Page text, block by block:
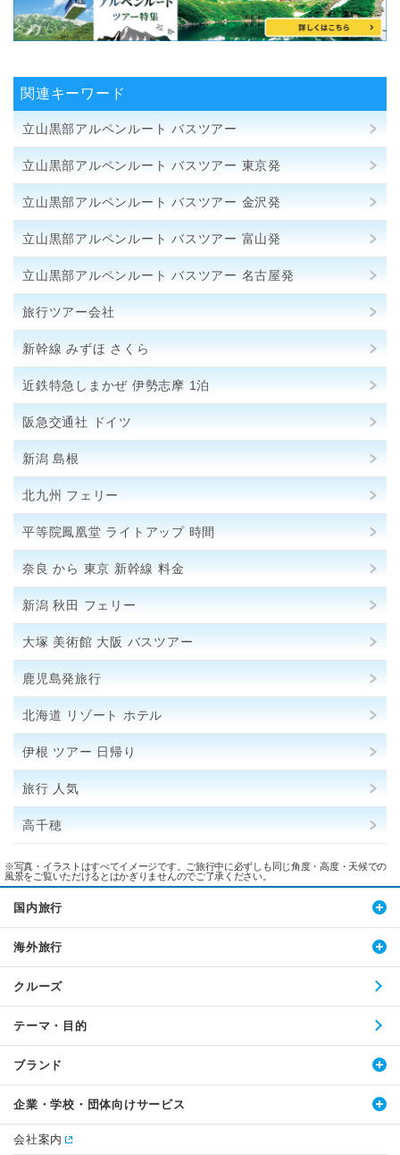
関連キーワード
立山黒部アルペンルート バスツアー
立山黒部アルペンルート バスツアー 東京発
立山黒部アルペンルート バスツアー 金沢発
立山黒部アルペンルート バスツアー 富山発
立山黒部アルペンルート バスツアー 名古屋発
旅行ツアー会社
新幹線 みずほ さくら
近鉄特急しまかぜ 伊勢志摩 1泊
阪急交通社 ドイツ
新潟 島根
北九州 フェリー
平等院鳳凰堂 ライトアップ 時間
奈良 から 東京 新幹線 料金
新潟 秋田 フェリー
大塚 美術館 大阪 バスツアー
鹿児島発旅行
北海道 リゾート ホテル
伊根 ツアー 日帰り
旅行 人気
高千穂
※写真・イラストはすべてイメージです。ご旅行中に必ずしも同じ角度・高度・天候での
風景をご覧いただけるとはかぎりませんのでご了承ください。
国内旅行
海外旅行
クルーズ
テーマ・目的
ブランド
企業・学校・団体向けサービス
会社案内